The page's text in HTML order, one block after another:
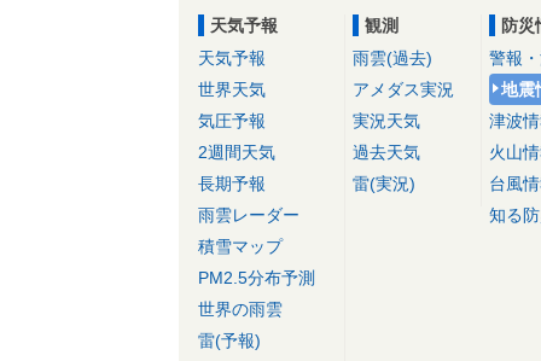
天気予報
天気予報
世界天気
気圧予報
2週間天気
長期予報
雨雲レーダー
積雪マップ
PM2.5分布予測
世界の雨雲
雷(予報)
観測
雨雲(過去)
アメダス実況
実況天気
過去天気
雷(実況)
防災
警報
地震
津波
火山
台風
知る